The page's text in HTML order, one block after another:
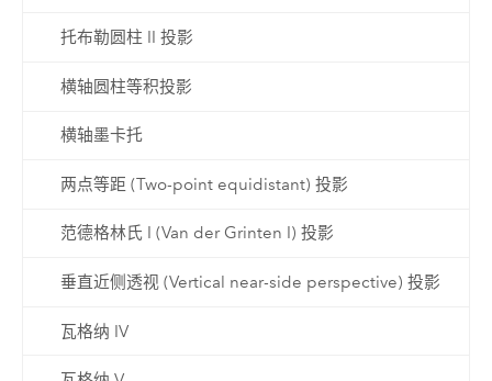
托布勒圆柱 II 投影
横轴圆柱等积投影
横轴墨卡托
两点等距 (Two-point equidistant) 投影
范德格林氏 I (Van der Grinten I) 投影
垂直近侧透视 (Vertical near-side perspective) 投影
瓦格纳 IV